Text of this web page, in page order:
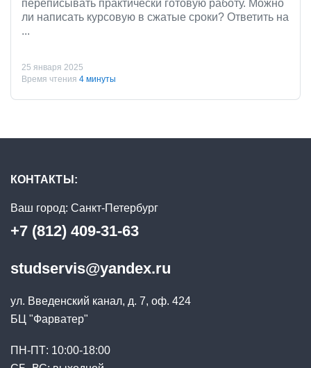
переписывать практически готовую работу. Можно
ли написать курсовую в сжатые сроки? Ответить на
...
25 января 2025
Время чтения 4 минуты
КОНТАКТЫ:
Ваш город: Санкт-Петербург
+7 (812) 409-31-63
studservis@yandex.ru
ул. Введенский канал, д. 7, оф. 424
БЦ "Фарватер"
ПН-ПТ: 10:00-18:00